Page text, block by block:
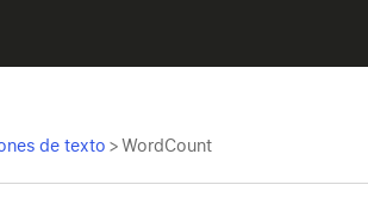
de texto >WordCount